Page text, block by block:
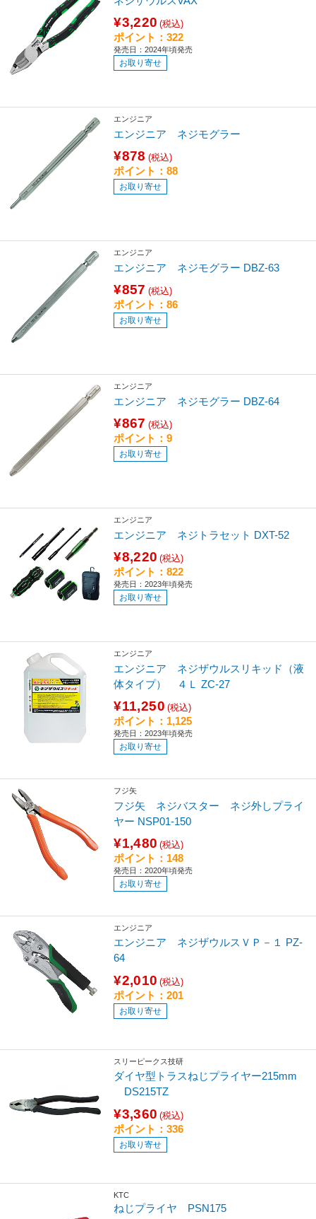
¥3,220 (税込)
ポイント：322
発売日：2024年頃発売
お取り寄せ
エンジニア
エンジニア ネジモグラー
¥878 (税込)
ポイント：88
お取り寄せ
エンジニア
エンジニア ネジモグラー DBZ-63
¥857 (税込)
ポイント：86
お取り寄せ
エンジニア
エンジニア ネジモグラー DBZ-64
¥867 (税込)
ポイント：9
お取り寄せ
エンジニア
エンジニア ネジトラセット DXT-52
¥8,220 (税込)
ポイント：822
発売日：2023年頃発売
お取り寄せ
エンジニア
エンジニア ネジザウルスリキッド（液
体タイプ） ４Ｌ ZC-27
¥11,250 (税込)
ポイント：1,125
発売日：2023年頃発売
お取り寄せ
フジ矢
フジ矢 ネジバスター ネジ外しプライ
ヤー NSP01-150
¥1,480 (税込)
ポイント：148
発売日：2020年頃発売
お取り寄せ
エンジニア
エンジニア ネジザウルスＶＰ－１ PZ-
64
¥2,010 (税込)
ポイント：201
お取り寄せ
スリーピークス技研
ダイヤ型トラスねじプライヤー215mm
DS215TZ
¥3,360 (税込)
ポイント：336
お取り寄せ
KTC
ねじプライヤ PSN175